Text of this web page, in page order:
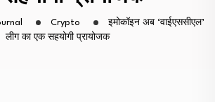
Crypto
इमोकॉइन अब ‘वाईएससीएल’
लीग का एक सहयोगी प्रायोजक